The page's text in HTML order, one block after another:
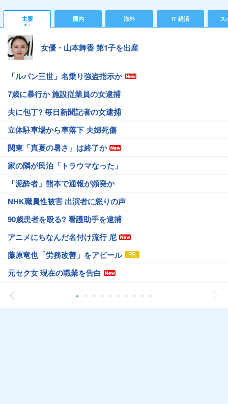
主要 国内 海外 IT 経済 ス
女優・山本舞香 第1子を出産
「ルパン三世」名乗り強盗指示か
7歳に暴行か 施設従業員の女逮捕
夫に包丁? 毎日新聞記者の女逮捕
立体駐車場から車落下 夫婦死傷
関東「真夏の暑さ」は終了か
家の隣が民泊「トラウマなった」
「泥酔者」熊本で通報が頻発か
NHK職員性被害 出演者に怒りの声
90歳患者を殴る? 看護助手を逮捕
アニメにちなんだ名付け流行 尼
藤原竜也「労務改善」をアピール
元セク女 現在の職業を告白